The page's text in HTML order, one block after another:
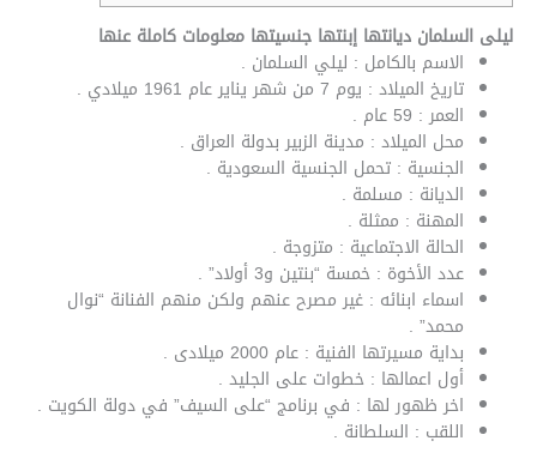
ليلى السلمان ديانتها إبنتها جنسيتها معلومات كاملة عنها
الاسم بالكامل : ليلي السلمان .
تاريخ الميلاد : يوم 7 من شهر يناير عام 1961 ميلادي .
العمر : 59 عام .
محل الميلاد : مدينة الزبير بدولة العراق .
الجنسية : تحمل الجنسية السعودية .
الديانة : مسلمة .
المهنة : ممثلة .
الحالة الاجتماعية : متزوجة .
عدد الأخوة : خمسة “بنتين و3 أولاد” .
اسماء ابنائه : غير مصرح عنهم ولكن منهم الفنانة “نوال
محمد” .
بداية مسيرتها الفنية : عام 2000 ميلادى .
أول اعمالها : خطوات على الجليد .
اخر ظهور لها : في برنامج “على السيف” في دولة الكويت .
اللقب : السلطانة .